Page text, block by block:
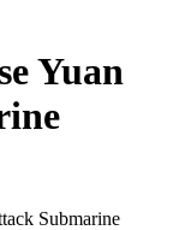
Yuan
Submarine